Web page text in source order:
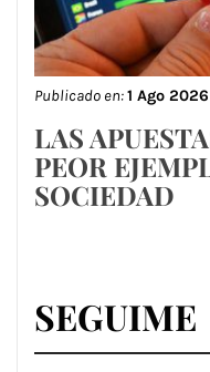
Publicado en:1 Ago 2026
LAS
PEOR
SOCIEDAD
SEGUIME